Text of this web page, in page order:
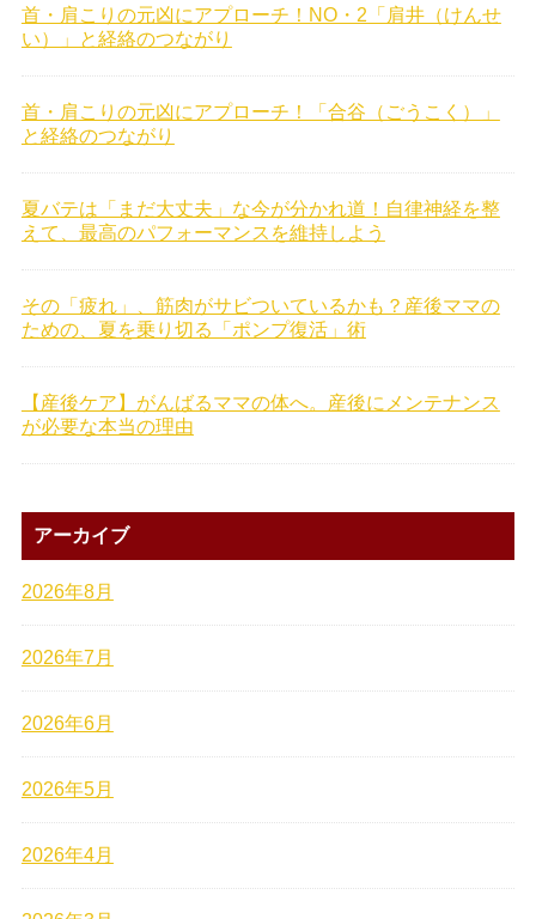
首・肩こりの元凶にアプローチ！NO・2「肩井（けんせ
い）」と経絡のつながり
首・肩こりの元凶にアプローチ！「合谷（ごうこく）」
と経絡のつながり
夏バテは「まだ大丈夫」な今が分かれ道！自律神経を整
えて、最高のパフォーマンスを維持しよう
その「疲れ」、筋肉がサビついているかも？産後ママの
ための、夏を乗り切る「ポンプ復活」術
【産後ケア】がんばるママの体へ。産後にメンテナンス
が必要な本当の理由
アーカイブ
2026年8月
2026年7月
2026年6月
2026年5月
2026年4月